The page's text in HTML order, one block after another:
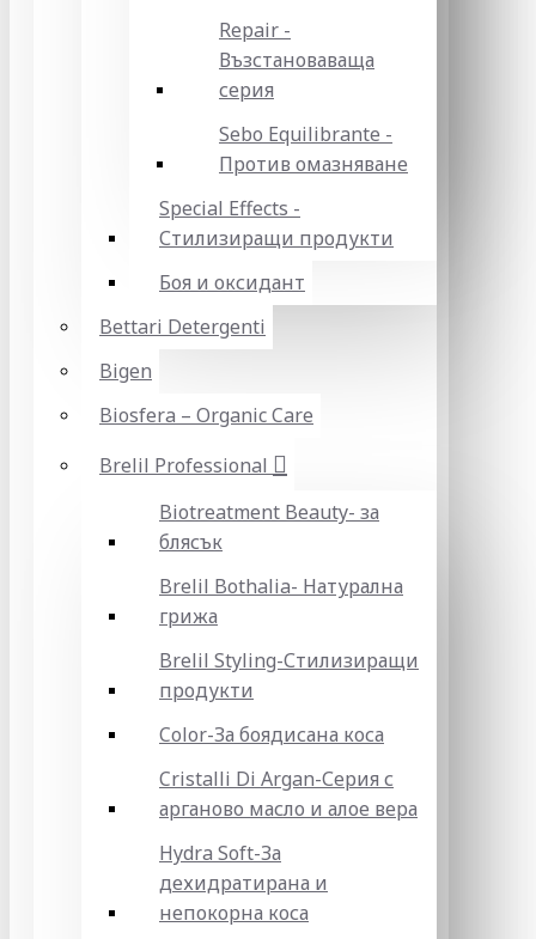
Repair -
Възстановаваща
серия
Sebo Equilibrante -
Против омазняване
Special Effects -
Стилизиращи продукти
Боя и оксидант
Bettari Detergenti
Bigen
Biosfera – Organic Care
Brelil Professional
Biotreatment Beauty- за
блясък
Brelil Bothalia- Натурална
грижа
Brelil Styling-Стилизиращи
продукти
Color-За боядисана коса
Cristalli Di Argan-Серия с
арганово масло и алое вера
Hydra Soft-За
дехидратирана и
непокорна коса